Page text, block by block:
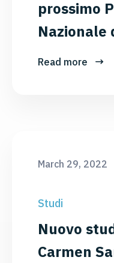
prossimo
Nazionale
Read more
March 29, 2022
Studi
Nuovo
Carmen